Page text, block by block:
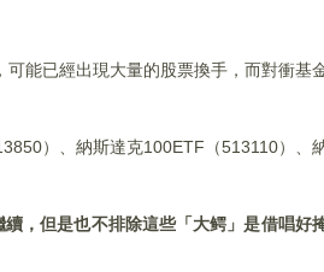
可能已經出現大量的股票換手，而對衝基
）、納斯達克100ETF（513110）、
續，但是也不排除這些「大鳄」是借唱好